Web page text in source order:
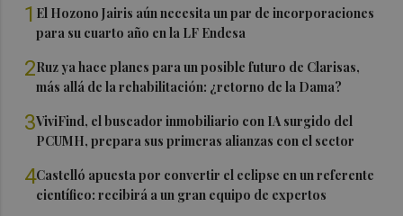
1 El Hozono Jairis aún necesita un par de incorporaciones
para su cuarto año en la LF Endesa
2Ruz ya hace planes para un posible futuro de Clarisas,
más allá de la rehabilitación: ¿retorno de la Dama?
3ViviFind, el buscador inmobiliario con IA surgido del
PCUMH, prepara sus primeras alianzas con el sector
4Castelló apuesta por convertir el eclipse en un referente
científico: recibirá a un gran equipo de expertos